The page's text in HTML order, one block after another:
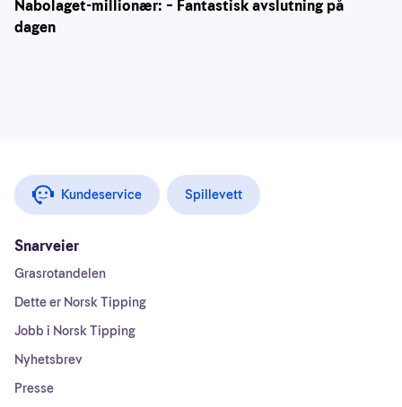
Nabolaget-millionær: – Fantastisk avslutning på
dagen
Kundeservice Spillevett
Snarveier
Grasrotandelen
Dette er Norsk Tipping
Jobb i Norsk Tipping
Nyhetsbrev
Presse